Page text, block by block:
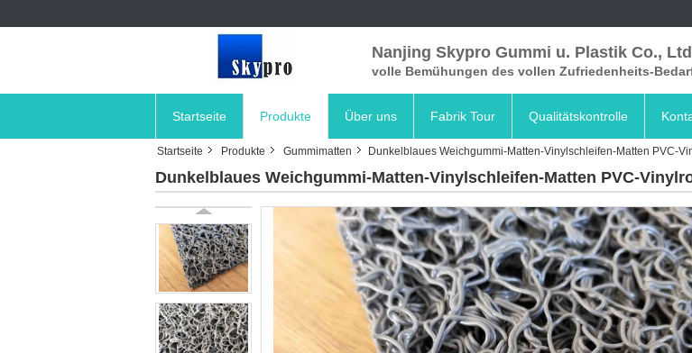
Nanjing Skypro Gummi u. Plastik Co.,
volle Bemühungen des vollen Zufriedenheits-
Startseite Produkte Über uns Fabrik Tour Qualitätskontrolle
Startseite Produkte Gummimatten Dunkelblaues Weichgummi-Matten-Vinylschleifen-Matten PVC-
Dunkelblaues Weichgummi-Matten-Vinylschleifen-Matten PVC-